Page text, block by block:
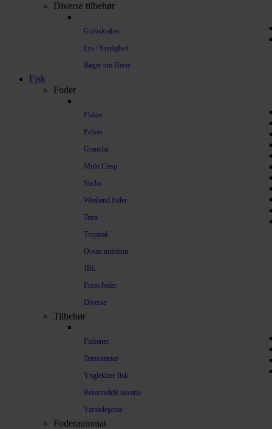
Diverse tilbehør
Gulvskraber
Lys / Synlighed
Bøger om Heste
Fisk
Foder
Flakes
Pellets
Granulat
Multi Crisp
Sticks
Weekend foder
Tetra
Tropical
Ocean nutrition
JBL
Frost-foder
Diverse
Tilbehør
Fiskenet
Termometer
Yngleklare fisk
Reservedele akvarie
Varmelegeme
Foderautomat